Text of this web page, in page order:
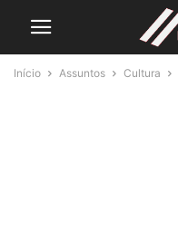
Início Assuntos Cultura